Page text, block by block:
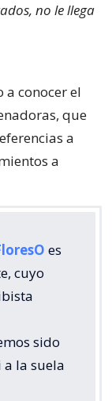
no le llega
a conocer el
que
a
a
es
cuyo
sido
la suela